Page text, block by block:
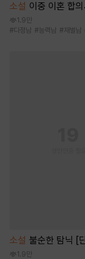
소설 이중 이혼 합
1.9만
#다정남 #능력남 # 재벌남
소설 불순한 탐닉 [
1.9만